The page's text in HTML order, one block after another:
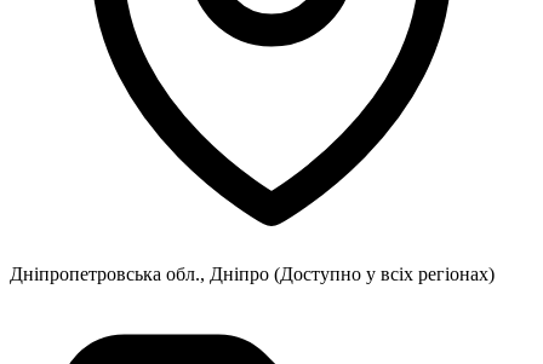
Дніпропетровська обл., Дніпро (Доступно у всіх регіонах)